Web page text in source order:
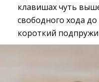
клавишах чуть
свободного хода
короткий